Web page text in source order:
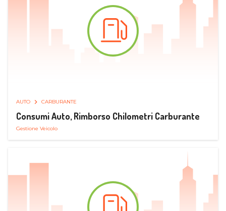
AUTO CARBURANTE
Consumi Auto, Rimborso Chilometri Carburante
Gestione Veicolo